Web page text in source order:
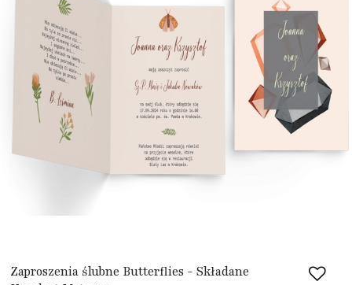
Zaproszenia ślubne Butterflies - Składane